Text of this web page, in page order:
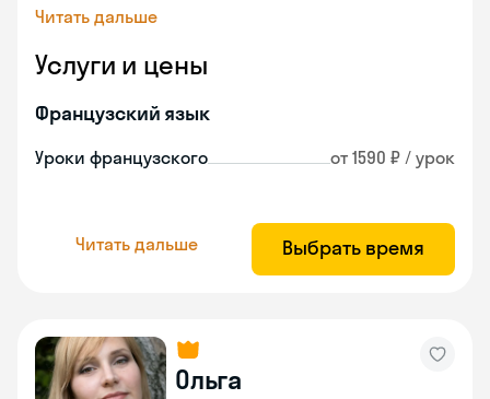
Читать дальше
Услуги и цены
Французский язык
Уроки французского от 1590 ₽ / урок
Читать дальше Выбрать время
Ольга